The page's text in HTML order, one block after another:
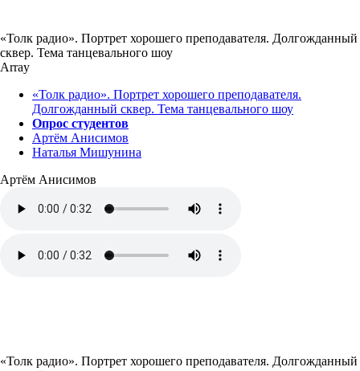
«Толк радио». Портрет хорошего преподавателя. Долгожданный
сквер. Тема танцевального шоу
Array
«Толк радио». Портрет хорошего преподавателя.
Долгожданный сквер. Тема танцевального шоу
Опрос студентов
Артём Анисимов
Наталья Мишунина
Артём Анисимов
«Толк радио». Портрет хорошего преподавателя. Долгожданный